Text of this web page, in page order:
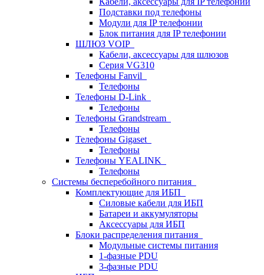
Подставки под телефоны
Модули для IP телефонии
Блок питания для IP телефонии
ШЛЮЗ VOIP
Кабели, аксессуары для шлюзов
Серия VG310
Телефоны Fanvil
Телефоны
Телефоны D-Link
Телефоны
Телефоны Grandstream
Телефоны
Телефоны Gigaset
Телефоны
Телефоны YEALINK
Телефоны
Системы бесперебойного питания
Комплектующие для ИБП
Силовые кабели для ИБП
Батареи и аккумуляторы
Аксессуары для ИБП
Блоки распределения питания
Модульные системы питания
1-фазные PDU
3-фазные PDU